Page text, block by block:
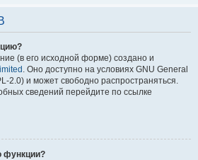
(в его исходной форме) создано и
. Оно доступно на условиях GNU General
2.0) и может свободно распространяться.
сведений перейдите по ссылке
функции?